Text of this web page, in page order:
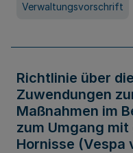
Verwaltungsvorschrift
Richtlinie über
Zuwendungen
Maßnahmen im
zum Umgang
Hornisse (Vespa